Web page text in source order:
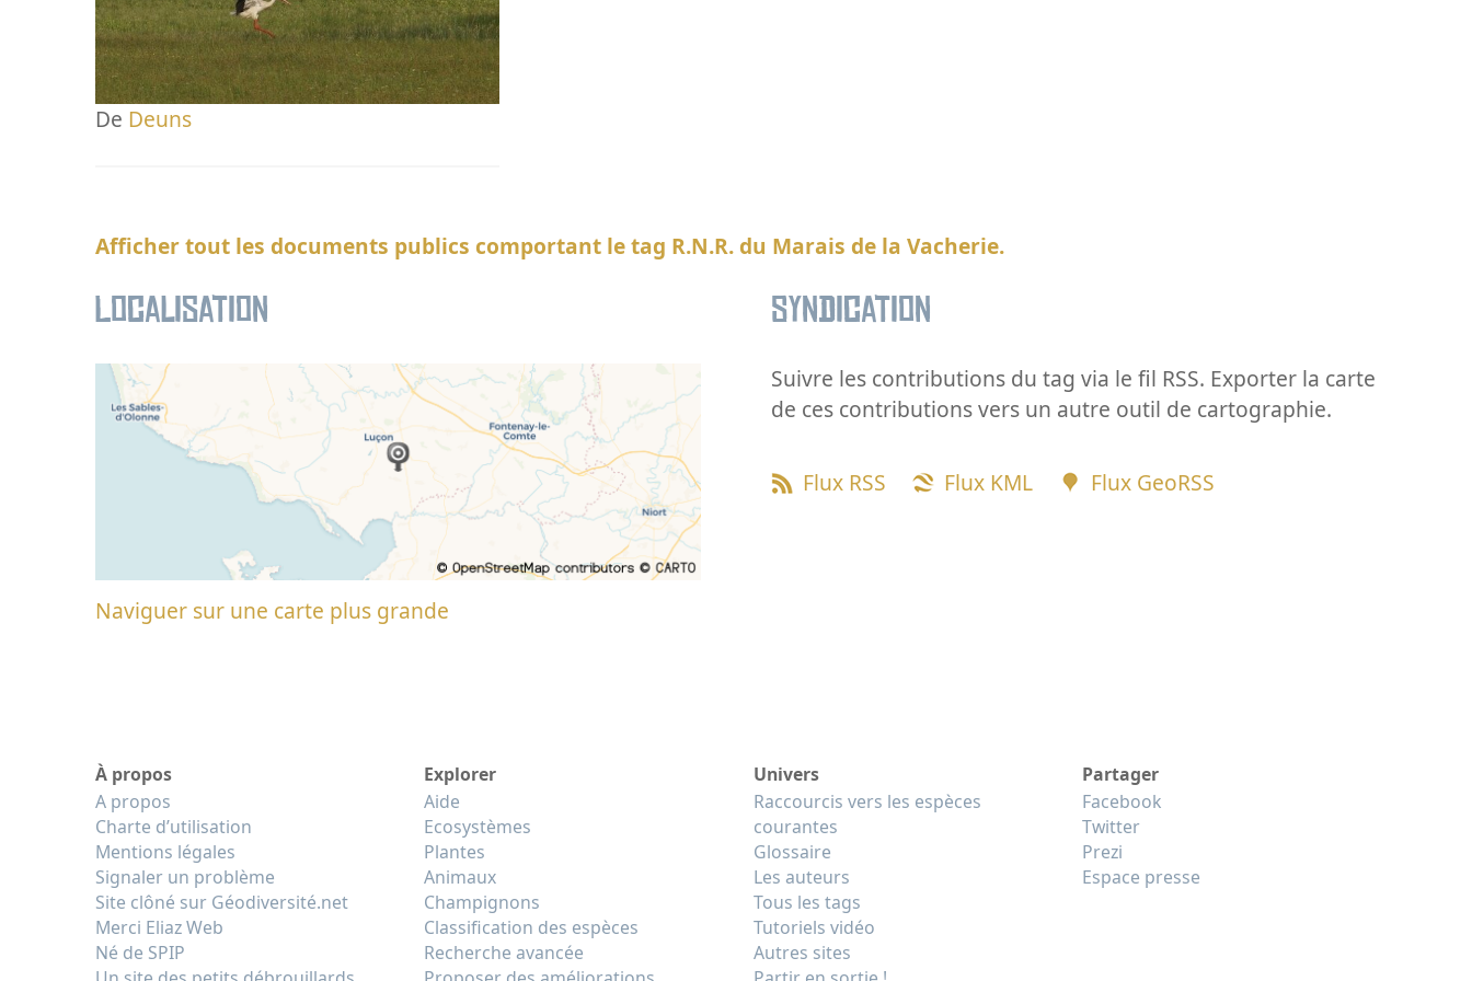
De Deuns
Afficher tout les documents publics comportant le tag R.N.R. du Marais de la Vacherie.
Localisation
Naviguer sur une carte plus grande
Syndication
Suivre les contributions du tag via le fil RSS. Exporter la carte
de ces contributions vers un autre outil de cartographie.
Flux RSS Flux KML Flux GeoRSS
À propos
A propos
Charte d’utilisation
Mentions légales
Signaler un problème
Site clôné sur Géodiversité.net
Merci Eliaz Web
Né de SPIP
Explorer
Aide
Ecosystèmes
Plantes
Animaux
Champignons
Classification des espèces
Recherche avancée
Univers
Raccourcis vers les espèces
courantes
Glossaire
Les auteurs
Tous les tags
Tutoriels vidéo
Autres sites
Partager
Facebook
Twitter
Prezi
Espace presse